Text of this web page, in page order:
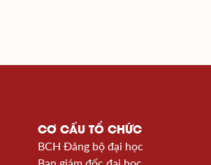
CƠ CẤU TỔ CHỨC
BCH Đảng bộ đại học
Ban giám đốc đại học